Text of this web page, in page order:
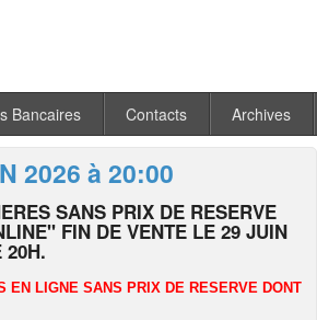
Bancaires Contacts Archives
2026 à 20:00
SANS PRIX DE RESERVE
FIN DE VENTE LE 29 JUIN
20H.
EN LIGNE SANS PRIX DE RESERVE DONT